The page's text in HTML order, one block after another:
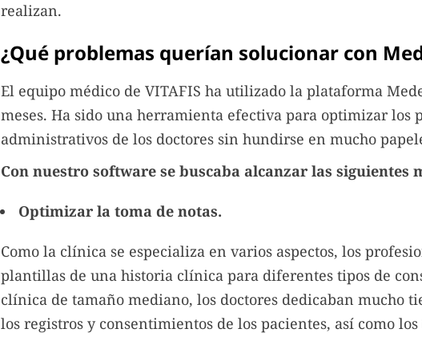
realizan.
¿Qué problemas querían solucionar con
El equipo médico de VITAFIS ha utilizado la plataforma
meses. Ha sido una herramienta efectiva para optimizar los
administrativos de los doctores sin hundirse en mucho
Con nuestro software se buscaba alcanzar las siguientes
Optimizar la toma de notas.
Como la clínica se especializa en varios aspectos, los
plantillas de una historia clínica para diferentes tipos de
clínica de tamaño mediano, los doctores dedicaban mucho
los registros y consentimientos de los pacientes, así como